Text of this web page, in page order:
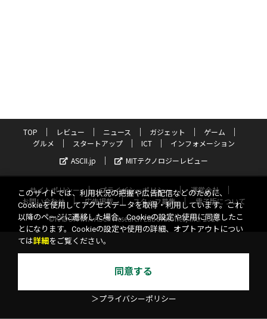
TOP レビュー ニュース ガジェット
ゲーム
グルメ
スタートアップ ICT
インフォメーション
ASCII.jp
MITテクノロジーレビュー
サイトポリシー プライバシーポリシー
運営会社
お問い合わせ
広告掲載 スタッフ募集
電子版について
©KADOKAWA ASCII Research Laboratories, Inc. 2026
このサイトでは、利用状況の把握や広告配信などのために、
Cookieを使用してアクセスデータを取得・利用しています。これ
以降のページに遷移した場合、Cookieの設定や使用に同意したこ
とになります。Cookieの設定や使用の詳細、オプトアウトについ
ては詳細 をご覧ください。
同意する
＞プライバシーポリシー